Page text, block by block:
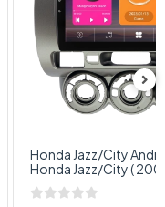
Honda Jazz/City
Honda Jazz/City (
Oem Android
Jazz/City Android